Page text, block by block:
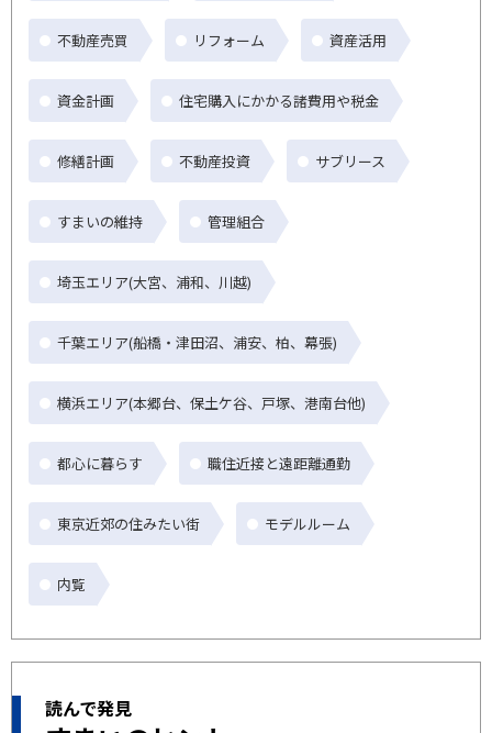
不動産売買 リフォーム 資産活用
資金計画 住宅購入にかかる諸費用や税金
修繕計画 不動産投資 サブリース
すまいの維持 管理組合
埼玉エリア(大宮、浦和、川越)
千葉エリア(船橋・津田沼、浦安、柏、幕張)
横浜エリア(本郷台、保土ケ谷、戸塚、港南台他)
都心に暮らす 職住近接と遠距離通勤
東京近郊の住みたい街 モデルルーム
内覧
読んで発見